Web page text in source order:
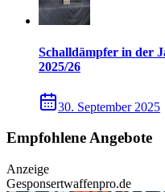
Schalldämpfer in der
2025/26
30. September 2025
Empfohlene Angebote
Anzeige
Gesponsertwaffenpro.de